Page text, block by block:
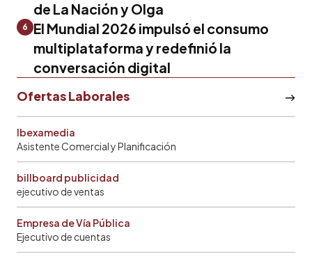
de La Nación y Olga
6
El Mundial 2026 impulsó el consumo
multiplataforma y redefinió la
conversación digital
Ofertas Laborales
Ibexamedia
Asistente Comercial y Planificación
billboard publicidad
ejecutivo de ventas
Empresa de Vía Pública
Ejecutivo de cuentas